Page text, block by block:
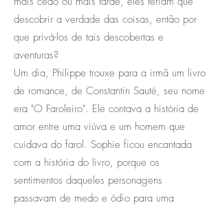
descobrir a verdade das coisas, então por
que privá-los de tais descobertas e
aventuras?
Um dia, Philippe trouxe para a irmã um livro
de romance, de Constantin Sauté, seu nome
era "O Faroleiro". Ele contava a história de
amor entre uma viúva e um homem que
cuidava do farol. Sophie ficou encantada
com a história do livro, porque os
sentimentos daqueles personagens
passavam de medo e ódio para uma